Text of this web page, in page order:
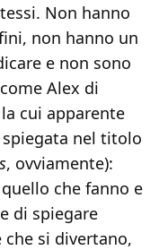
Non hanno
non hanno un
e non sono
Alex di
cui apparente
nel titolo
, ovviamente):
che fanno e
di spiegare
che si divertano,